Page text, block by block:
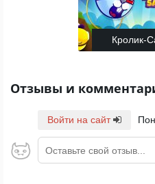
Кролик-
Отзывы и
Войти на сайт
Оставьте свой отзыв...